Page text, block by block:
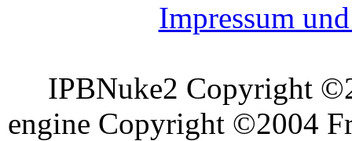
Impressum
IPBNuke2 Copyright
engine Copyright ©2004